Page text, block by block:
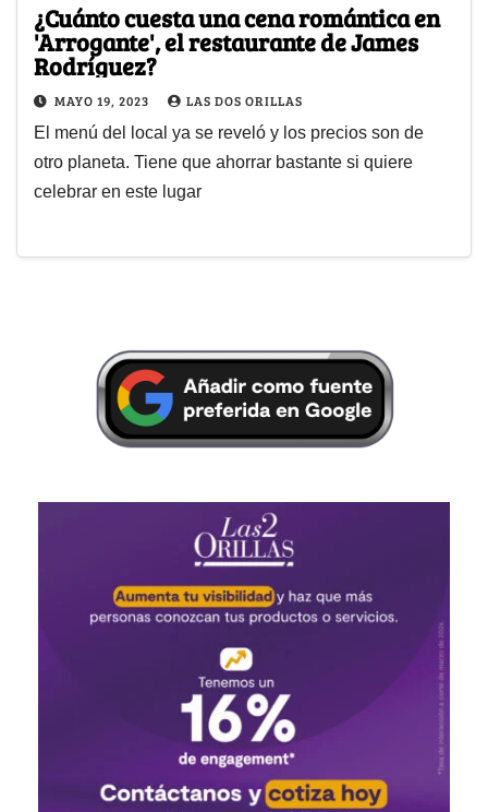
¿Cuánto cuesta una cena romántica en
'Arrogante', el restaurante de James
Rodríguez?
MAYO 19, 2023 LAS DOS ORILLAS
El menú del local ya se reveló y los precios son de
otro planeta. Tiene que ahorrar bastante si quiere
celebrar en este lugar